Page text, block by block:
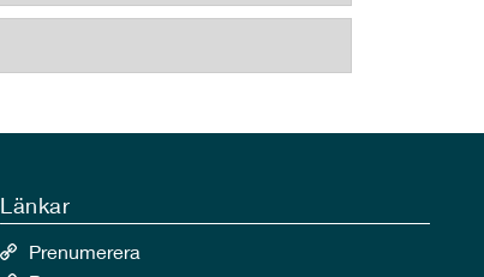
Länkar
Prenumerera